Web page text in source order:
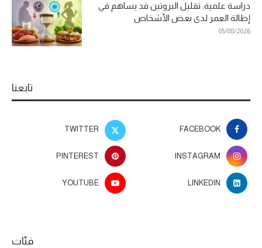
دراسة علمية: تقليل البروتين قد يساهم في
إطالة العمر لدى بعض الأشخاص
05/08/2026
تابعنا
FACEBOOK
TWITTER
INSTAGRAM
PINTEREST
LINKEDIN
YOUTUBE
فئات